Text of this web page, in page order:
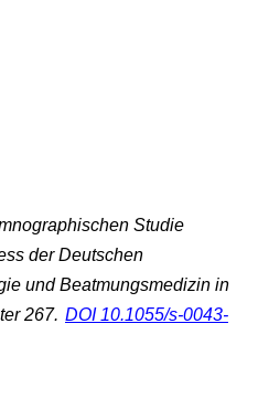
Studie
der Deutschen
und Beatmungsmedizin in
267. DOI 10.1055/s-0043-